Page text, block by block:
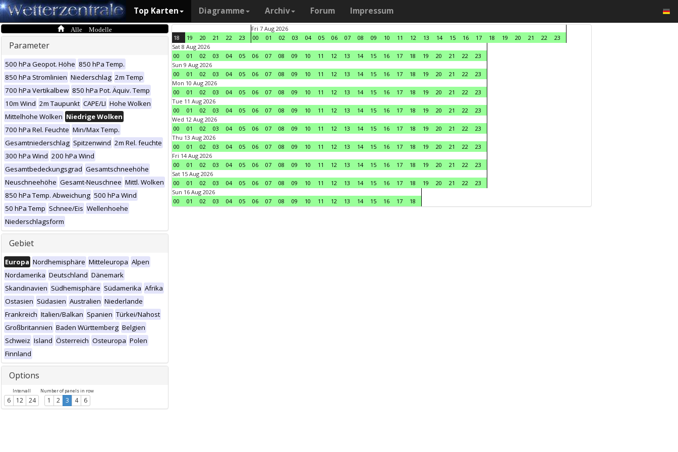
Top Karten Diagramme Archiv Forum Impressum
Alle Modelle
Parameter
500 hPa Geopot. Höhe 850 hPa Temp.
850 hPa Stromlinien Niederschlag 2m Temp
700 hPa Vertikalbew 850 hPa Pot. Äquiv. Temp
10m Wind 2m Taupunkt CAPE/LI Hohe Wolken
Mittelhohe Wolken Niedrige Wolken
700 hPa Rel. Feuchte Min/Max Temp.
Gesamtniederschlag Spitzenwind 2m Rel. feuchte
300 hPa Wind 200 hPa Wind
Gesamtbedeckungsgrad Gesamtschneehöhe
Neuschneehöhe Gesamt-Neuschnee Mittl. Wolken
850 hPa Temp. Abweichung 500 hPa Wind
50 hPa Temp Schnee/Eis Wellenhoehe
Niederschlagsform
Gebiet
Europa Nordhemisphäre Mitteleuropa Alpen
Nordamerika Deutschland Dänemark
Skandinavien Südhemisphäre Südamerika Afrika
Ostasien Südasien Australien Niederlande
Frankreich Italien/Balkan Spanien Türkei/Nahost
Großbritannien Baden Württemberg Belgien
Schweiz Island Österreich Osteuropa Polen
Finnland
Options
Intervall
6 12 24
Number of panels in row
1 2 3 4 6
18 19 20 21 22 23
Fri 7 Aug 2026
00
01 02 03 04 05 06 07 08 09 10 11 12 13 14 15 16 17 18 19 20 21 22
23
Sat 8 Aug 2026
00
01 02 03 04 05 06 07 08 09 10 11 12 13 14 15 16 17 18 19 20 21 22
23
Sun 9 Aug 2026
00
01 02 03 04 05 06 07 08 09 10 11 12 13 14 15 16 17 18 19 20 21 22
23
Mon 10 Aug 2026
00
01 02 03 04 05 06 07 08 09 10 11 12 13 14 15 16 17 18 19 20 21 22
23
Tue 11 Aug 2026
00
01 02 03 04 05 06 07 08 09 10 11 12 13 14 15 16 17 18 19 20 21 22
23
Wed 12 Aug 2026
00
01 02 03 04 05 06 07 08 09 10 11 12 13 14 15 16 17 18 19 20 21 22
23
Thu 13 Aug 2026
00
01 02 03 04 05 06 07 08 09 10 11 12 13 14 15 16 17 18 19 20 21 22
23
Fri 14 Aug 2026
00
01 02 03 04 05 06 07 08 09 10 11 12 13 14 15 16 17 18 19 20 21 22
23
Sat 15 Aug 2026
00
01 02 03 04 05 06 07 08 09 10 11 12 13 14 15 16 17 18 19 20 21 22
23
Sun 16 Aug 2026
00
01 02 03 04 05 06 07 08 09 10 11 12 13 14 15 16 17 18